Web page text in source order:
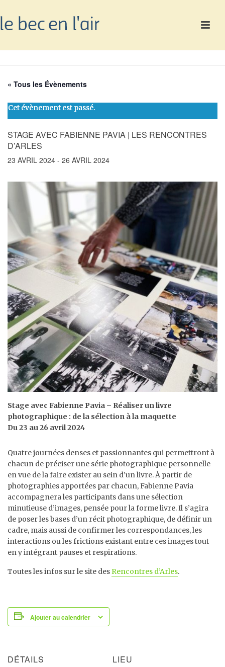
« Tous les Évènements
Cet évènement est passé.
STAGE AVEC FABIENNE PAVIA | LES RENCONTRES
D’ARLES
23 AVRIL 2024 - 26 AVRIL 2024
Stage avec Fabienne Pavia – Réaliser un livre
photographique : de la sélection à la maquette
Du 23 au 26 avril 2024
Quatre journées denses et passionnantes qui permettront à
chacun de préciser une série photographique personnelle
en vue de la faire exister au sein d’un livre. À partir de
photographies apportées par chacun, Fabienne Pavia
accompagnera les participants dans une sélection
minutieuse d’images, pensée pour la forme livre. Il s’agira
de poser les bases d’un récit photographique, de définir un
cadre, mais aussi de confirmer les correspondances, les
interactions ou les frictions existant entre ces images tout
en y intégrant pauses et respirations.
Toutes les infos sur le site des Rencontres d’Arles.
Ajouter au calendrier
DÉTAILS LIEU